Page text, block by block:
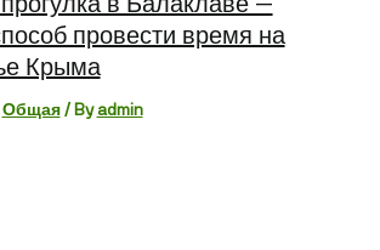
провести время на
Крыма
Общая/ Byadmin